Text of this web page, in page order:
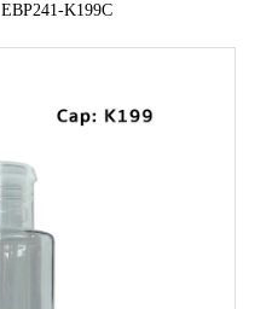
EBP241-K199C